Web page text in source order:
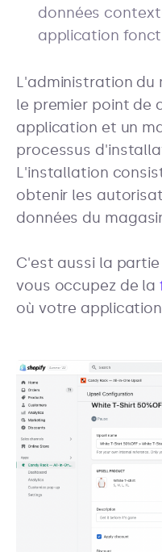
données
application
L'administration du
le premier point de
application et un
processus
L'installation
obtenir les
données du
C'est aussi la
vous occupez de la
où votre